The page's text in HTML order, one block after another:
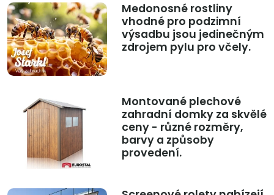
Medonosné rostliny
vhodné pro podzimní
výsadbu jsou jedinečným
zdrojem pylu pro včely.
Montované plechové
zahradní domky za skvělé
ceny - různé rozměry,
barvy a způsoby
provedení.